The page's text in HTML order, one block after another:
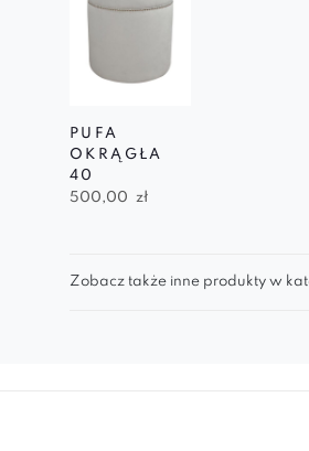
PUFA
OKRĄGŁA
40
500,00
zł
Zobacz także inne produkty w